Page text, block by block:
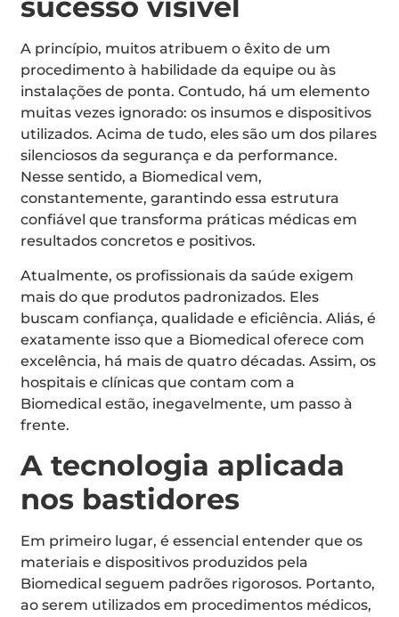
sucesso visível
A princípio, muitos atribuem o êxito de um
procedimento à habilidade da equipe ou às
instalações de ponta. Contudo, há um elemento
muitas vezes ignorado: os insumos e dispositivos
utilizados. Acima de tudo, eles são um dos pilares
silenciosos da segurança e da performance.
Nesse sentido, a Biomedical vem,
constantemente, garantindo essa estrutura
confiável que transforma práticas médicas em
resultados concretos e positivos.
Atualmente, os profissionais da saúde exigem
mais do que produtos padronizados. Eles
buscam confiança, qualidade e eficiência. Aliás, é
exatamente isso que a Biomedical oferece com
excelência, há mais de quatro décadas. Assim, os
hospitais e clínicas que contam com a
Biomedical estão, inegavelmente, um passo à
frente.
A tecnologia aplicada
nos bastidores
Em primeiro lugar, é essencial entender que os
materiais e dispositivos produzidos pela
Biomedical seguem padrões rigorosos. Portanto,
ao serem utilizados em procedimentos médicos,